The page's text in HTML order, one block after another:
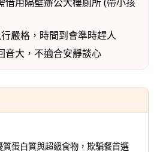
嚴格，時間到會準時趕人
音大，不適合安靜談心
蛋白質與超級食物，欺騙餐首選